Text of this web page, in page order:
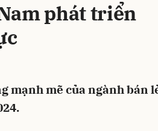
phát triển
mạnh mẽ của ngành bán